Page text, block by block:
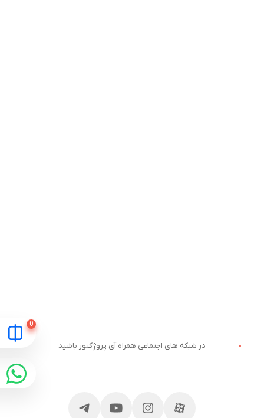
در شبکه های اجتماعی همراه آی پروژکتور باشید